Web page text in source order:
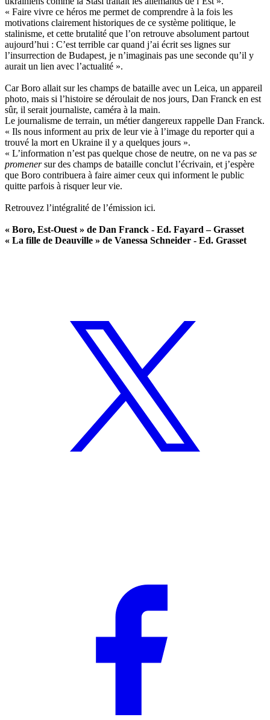
« Faire vivre ce héros me permet de comprendre à la fois les
motivations clairement historiques de ce système politique, le
stalinisme, et cette brutalité que l’on retrouve absolument partout
aujourd’hui : C’est terrible car quand j’ai écrit ses lignes sur
l’insurrection de Budapest, je n’imaginais pas une seconde qu’il y
aurait un lien avec l’actualité ».
Car Boro allait sur les champs de bataille avec un Leica, un appareil
photo, mais si l’histoire se déroulait de nos jours, Dan Franck en est
sûr, il serait journaliste, caméra à la main.
Le journalisme de terrain, un métier dangereux rappelle Dan Franck.
« Ils nous informent au prix de leur vie à l’image du reporter qui a
trouvé la mort en Ukraine il y a quelques jours ».
« L’information n’est pas quelque chose de neutre, on ne va pas se
promenersur des champs de bataille conclut l’écrivain, et j’espère
que Boro contribuera à faire aimer ceux qui informent le public
quitte parfois à risquer leur vie.
Retrouvez l’intégralité de l’émission ici.
« Boro, Est-Ouest » de Dan Franck - Ed. Fayard – Grasset
« La fille de Deauville » de Vanessa Schneider - Ed. Grasset